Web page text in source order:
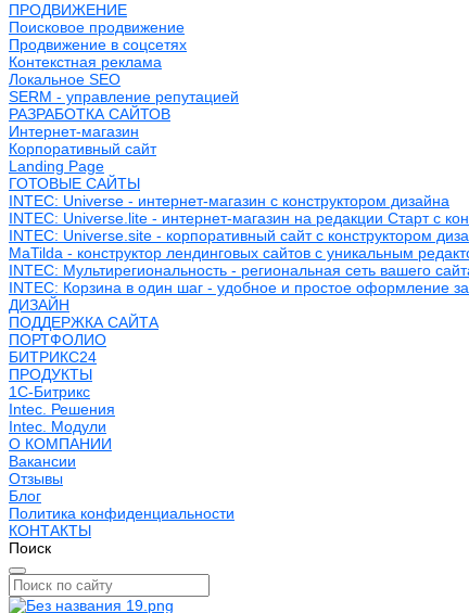
ПРОДВИЖЕНИЕ
Поисковое продвижение
Продвижение в соцсетях
Контекстная реклама
Локальное SEO
SERM - управление репутацией
РАЗРАБОТКА САЙТОВ
Интернет-магазин
Корпоративный сайт
Landing Page
ГОТОВЫЕ САЙТЫ
INTEC: Universe - интернет-магазин с конструктором дизайна
INTEC: Universe.lite - интернет-магазин на редакции Старт с
INTEC: Universe.site - корпоративный сайт с конструктором
MaTilda - конструктор лендинговых сайтов с уникальным
INTEC: Мультирегиональность - региональная сеть вашего
INTEC: Корзина в один шаг - удобное и простое оформление
ДИЗАЙН
ПОДДЕРЖКА САЙТА
ПОРТФОЛИО
БИТРИКС24
ПРОДУКТЫ
1С-Битрикс
Intec. Решения
Intec. Модули
О КОМПАНИИ
Вакансии
Отзывы
Блог
Политика конфиденциальности
КОНТАКТЫ
Поиск